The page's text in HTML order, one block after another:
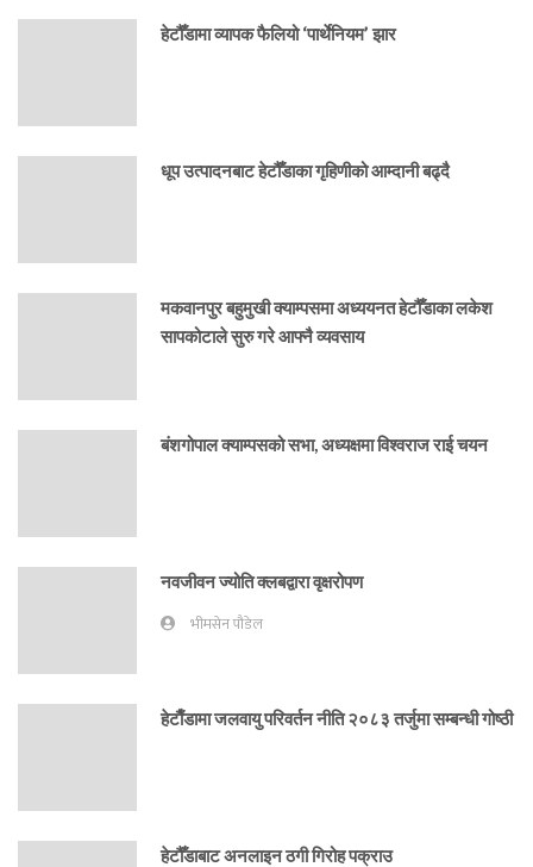
हेटौँडामा व्यापक फैलियो ‘पार्थेनियम’ झार
धूप उत्पादनबाट हेटौँडाका गृहिणीको आम्दानी बढ्दै
मकवानपुर बहुमुखी क्याम्पसमा अध्ययनत हेटौँडाका लकेश
सापकोटाले सुरु गरे आफ्नै व्यवसाय
बंशगोपाल क्याम्पसको सभा, अध्यक्षमा विश्वराज राई चयन
नवजीवन ज्योति क्लबद्वारा वृक्षरोपण
भीमसेन पौडेल
हेटाैँडामा जलवायु परिवर्तन नीति २०८३ तर्जुमा सम्बन्धी गोष्ठी
हेटौँडाबाट अनलाइन ठगी गिरोह पक्राउ